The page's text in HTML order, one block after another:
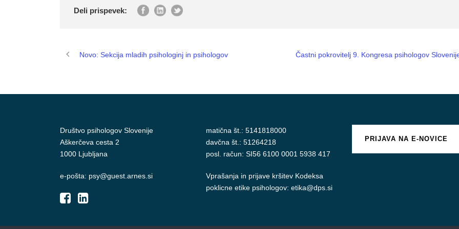
Deli prispevek:
Novo: Sekcija mladih psihologinj in psihologov Častni pokrovitelj 9. Kongresa psihologov
Društvo psihologov Slovenije
Aškerčeva cesta 2
1000 Ljubljana
e-pošta: psy@guest.arnes.si
matična št.: 5141818000
davčna št.: 51264218
posl. račun: SI56 6100 0001 5938 417
Vprašanja in prijave kršitev Kodeksa
poklicne etike psihologov: etika@dps.si
PRIJAVA NA E-NOVICE